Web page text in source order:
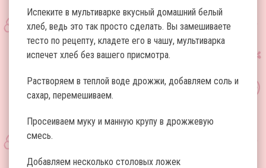
Испеките в мультиварке вкусный домашний белый
хлеб, ведь это так просто сделать. Вы замешиваете
тесто по рецепту, кладете его в чашу, мультиварка
испечет хлеб без вашего присмотра.
Растворяем в теплой воде дрожжи, добавляем соль и
сахар, перемешиваем.
Просеиваем муку и манную крупу в дрожжевую
смесь.
Добавляем несколько столовых ложек